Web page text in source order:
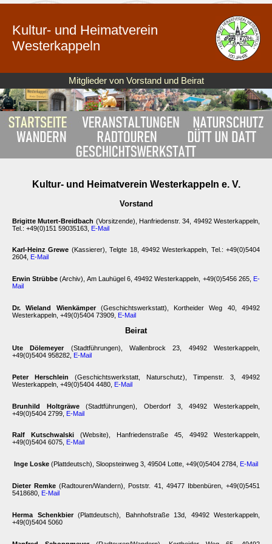
Kultur- und Heimatverein
Westerkappeln
Mitglieder von Vorstand und Beirat
Kultur- und Heimatverein Westerkappeln e. V.
Vorstand
Brigitte Mutert-Breidbach (Vorsitzende), Hanfriedenstr. 34, 49492 Westerkappeln,
Tel.: +49(0)151 59035163, E-Mail
Karl-Heinz Grewe (Kassierer), Telgte 18, 49492 Westerkappeln, Tel.: +49(0)5404
2604, E-Mail
Erwin Strübbe (Archiv), Am Lauhügel 6, 49492 Westerkappeln, +49(0)5456 265,
E-
Mail
Dr. Wieland Wienkämper(Geschichtswerkstatt), Kortheider Weg 40, 49492
Westerkappeln, +49(0)5404 73909,
E-Mail
Beirat
Ute Dölemeyer(Stadtführungen), Wallenbrock 23, 49492 Westerkappeln,
+49(0)5404 958282, E-Mail
Peter Herschlein (Geschichtswerkstatt, Naturschutz), Timpenstr. 3, 49492
Westerkappeln, +49(0)5404 4480, E-Mail
Brunhild Holtgräwe(Stadtführungen), Oberdorf 3, 49492 Westerkappeln,
+49(0)5404 2799, E-Mail
Ralf Kutschwalski (Website), Hanfriedenstraße 45, 49492 Westerkappeln,
+49(0)5404 6075, E-Mail
Inge Loske (Plattdeutsch), Sloopsteinweg 3, 49504 Lotte, +49(0)5404 2784, E-Mail
Dieter Remke (Radtouren/Wandern), Poststr. 41, 49477 Ibbenbüren, +49(0)5451
5418680,
E-Mail
Herma Schenkbier(Plattdeutsch), Bahnhofstraße 13d, 49492 Westerkappeln,
+49(0)5404 5060